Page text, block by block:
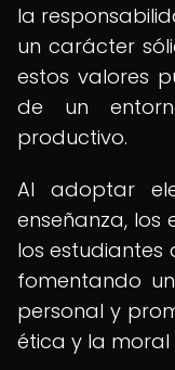
la
un carácter
estos valores
de un
productivo.
Al adoptar
enseñanza, los
los estudiantes
fomentando
personal y
ética y la